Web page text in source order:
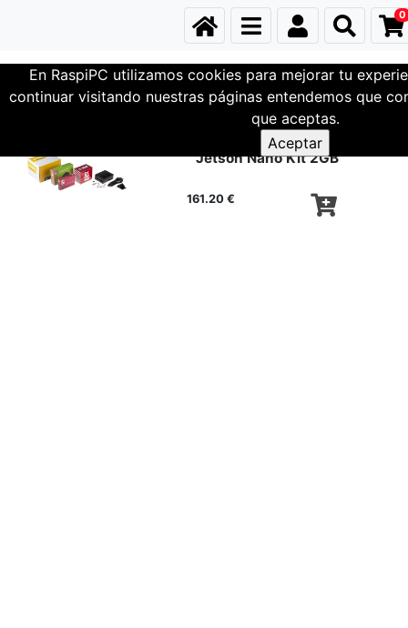
En RaspiPC utilizamos cookies para mejorar tu
continuar visitando nuestras páginas entendemos que
que aceptas.
0
Mini-PCs Nvidia - Jetson
Jetson Nano Kit 2GB
161.20 €